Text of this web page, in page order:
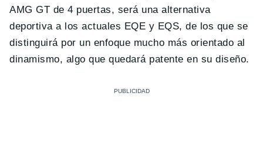
AMG GT de 4 puertas, será una alternativa
deportiva a los actuales EQE y EQS, de los que se
distinguirá por un enfoque mucho más orientado al
dinamismo, algo que quedará patente en su diseño.